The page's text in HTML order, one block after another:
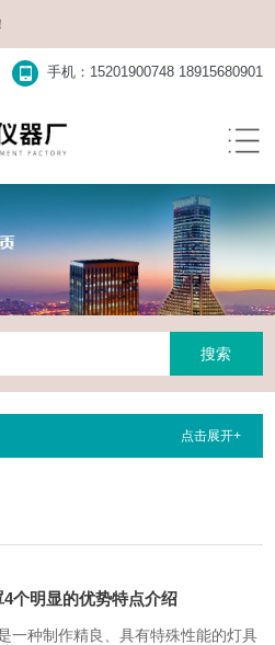
手机：15201900748 18915680901
点击展开+
个明显的优势特点介绍
一种制作精良、具有特殊性能的灯具